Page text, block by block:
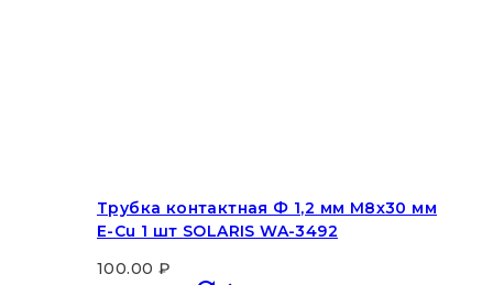
Трубка контактная Ф 1,2 мм M8х30 мм
E-Cu 1 шт SOLARIS WA-3492
100.00 ₽